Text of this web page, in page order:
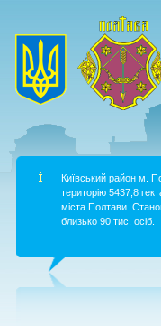
Київський район м.
територію 5437,8
міста Полтави.
близько 90 тис. осіб.